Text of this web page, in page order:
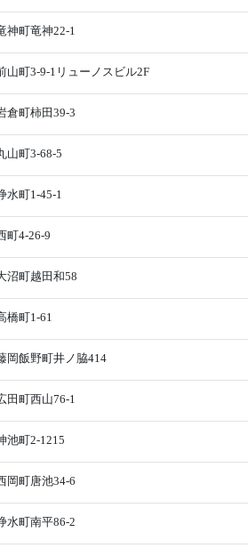
神町竜神22-1
山町3-9-1リューノスビル2F
倉町柿田39-3
山町3-68-5
水町1-45-1
町4-26-9
沼町越田和58
橋町1-61
岡飯野町井ノ脇414
田町西山76-1
池町2-1215
岡町唐池34-6
水町南平86-2